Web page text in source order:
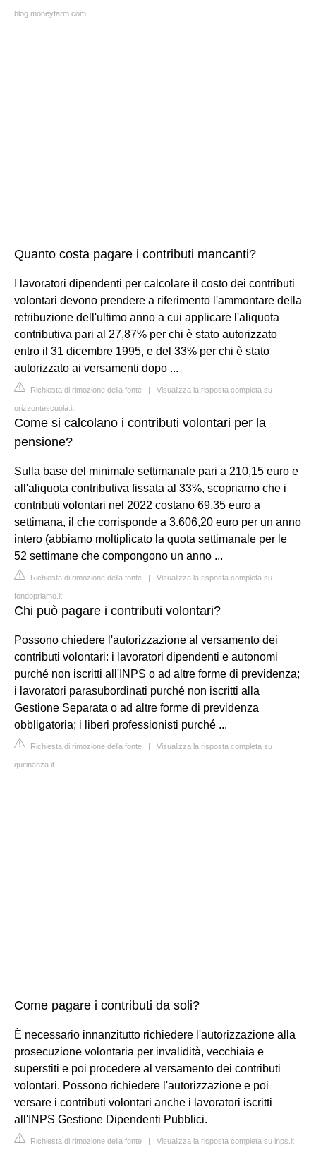
blog.moneyfarm.com
Quanto costa pagare i contributi mancanti?
I lavoratori dipendenti per calcolare il costo dei contributi
volontari devono prendere a riferimento l'ammontare della
retribuzione dell'ultimo anno a cui applicare l'aliquota
contributiva pari al 27,87% per chi è stato autorizzato
entro il 31 dicembre 1995, e del 33% per chi è stato
autorizzato ai versamenti dopo ...
Richiesta di rimozione della fonte | Visualizza la risposta completa su
orizzontescuola.it
Come si calcolano i contributi volontari per la
pensione?
Sulla base del minimale settimanale pari a 210,15 euro e
all'aliquota contributiva fissata al 33%, scopriamo che i
contributi volontari nel 2022 costano 69,35 euro a
settimana, il che corrisponde a 3.606,20 euro per un anno
intero (abbiamo moltiplicato la quota settimanale per le
52 settimane che compongono un anno ...
Richiesta di rimozione della fonte | Visualizza la risposta completa su
fondopriamo.it
Chi può pagare i contributi volontari?
Possono chiedere l'autorizzazione al versamento dei
contributi volontari: i lavoratori dipendenti e autonomi
purché non iscritti all'INPS o ad altre forme di previdenza;
i lavoratori parasubordinati purché non iscritti alla
Gestione Separata o ad altre forme di previdenza
obbligatoria; i liberi professionisti purché ...
Richiesta di rimozione della fonte | Visualizza la risposta completa su
quifinanza.it
Come pagare i contributi da soli?
È necessario innanzitutto richiedere l'autorizzazione alla
prosecuzione volontaria per invalidità, vecchiaia e
superstiti e poi procedere al versamento dei contributi
volontari. Possono richiedere l'autorizzazione e poi
versare i contributi volontari anche i lavoratori iscritti
all'INPS Gestione Dipendenti Pubblici.
Richiesta di rimozione della fonte | Visualizza la risposta completa su inps.it